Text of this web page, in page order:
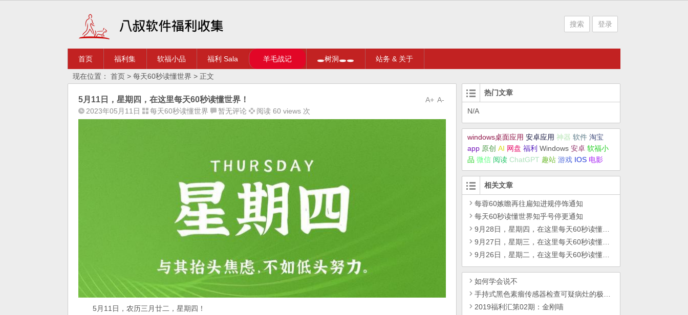
搜索 登录
首页 福利集 软福小品 福利 Sala 羊毛战记 🕳树洞🕳🕳 站务 & 关于
现在位置： 首页 > 每天60秒读懂世界 > 正文
A-
A+
5月11日，星期四，在这里每天60秒读懂世界！
2023年05月11日 每天60秒读懂世界 暂无评论 阅读 60 views 次
5月11日，农历三月廿二，星期四！
热门文章
N/A
windows桌面应用 安卓应用 神器 软件 淘宝
app 原创 AI 网盘 福利 Windows 安卓 软福小
品 微信 阅读 ChatGPT 趣站 游戏 IOS 电影
相关文章
每蓉60嫉瞻再往扁知进规停饰通知
每天60秒读懂世界知乎号停更通知
9月28日，星期四，在这里每天60秒读懂世界！
9月27日，星期三，在这里每天60秒读懂世界！
9月26日，星期二，在这里每天60秒读懂世界！
如何学会说不
手持式黑色素瘤传感器检查可疑病灶的极化特性
2019福利汇第02期：金刚喵